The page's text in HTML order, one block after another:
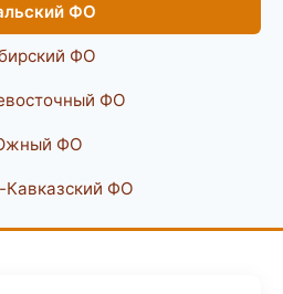
ФО
ФО
ФО
ФО
Кавказский ФО